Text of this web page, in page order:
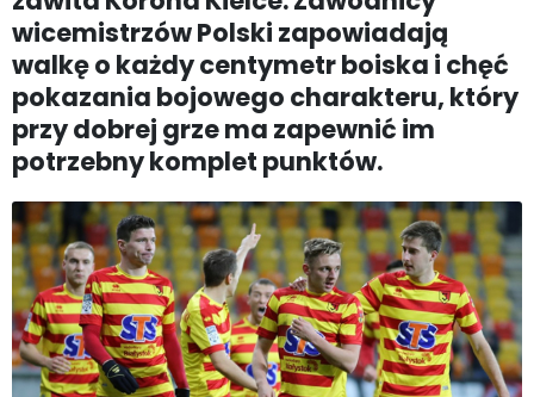
wicemistrzów Polski zapowiadają
walkę o każdy centymetr boiska i chęć
pokazania bojowego charakteru, który
przy dobrej grze ma zapewnić im
potrzebny komplet punktów.